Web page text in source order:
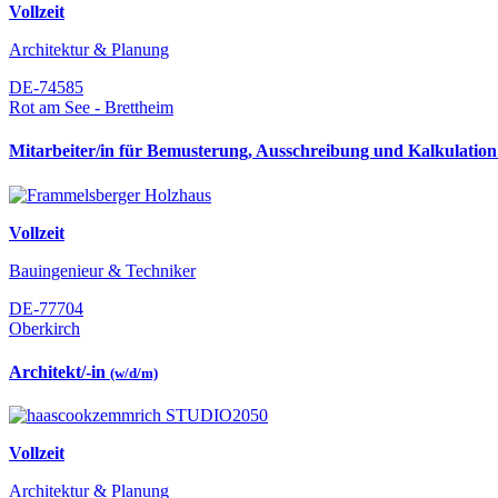
Vollzeit
Architektur & Planung
DE-74585
Rot am See - Brettheim
Mitarbeiter/in für Bemusterung, Ausschreibung und Kalkulation
Vollzeit
Bauingenieur & Techniker
DE-77704
Oberkirch
Architekt/-in (w/d/m)
Vollzeit
Architektur & Planung